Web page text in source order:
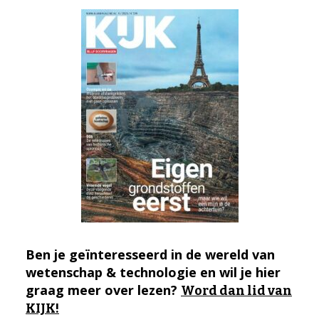
Ben je geïnteresseerd in de wereld van
wetenschap & technologie en wil je hier
graag meer over lezen? Word dan lid van
KIJK!